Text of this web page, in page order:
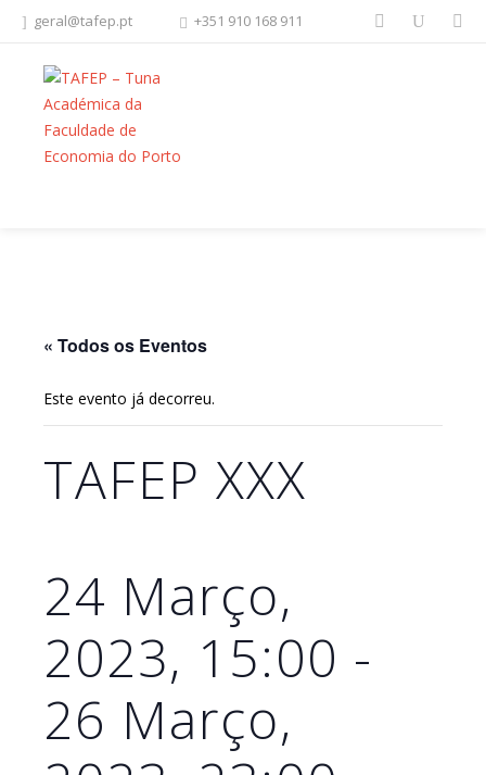
geral@tafep.pt +351 910 168 911 FACEBOOK
« Todos os Eventos
Este evento já decorreu.
TAFEP XXX
24 Março,
2023, 15:00 -
26 Março,